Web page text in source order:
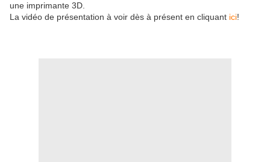
une imprimante 3D.
La vidéo de présentation à voir dès à présent en cliquant ici!